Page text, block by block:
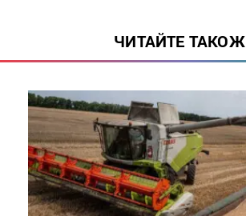
ЧИТАЙТЕ ТАКОЖ